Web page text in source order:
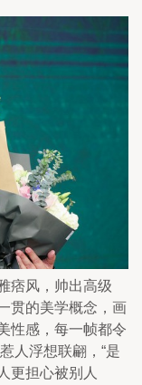
痞风，帅出高级
贯的美学概念，画
性感，每一帧都令
人浮想联翩，“是
更担心被别人